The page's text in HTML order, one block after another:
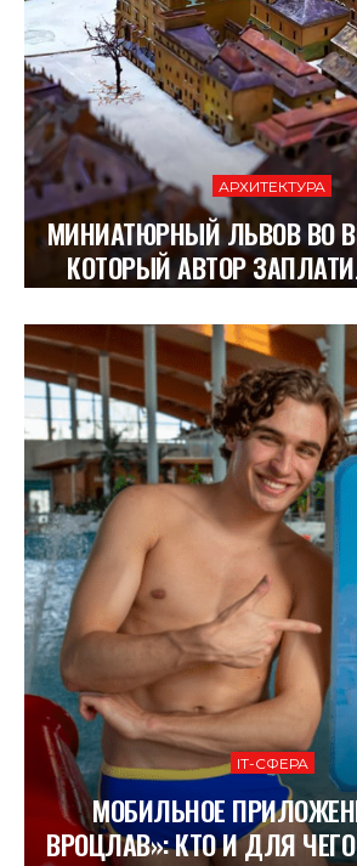
АРХИТЕКТУРА
МИНИАТЮРНЫЙ ЛЬВОВ ВО
КОТОРЫЙ АВТОР
ІТ-СФЕРА
МОБИЛЬНОЕ
ВРОЦЛАВ»: КТО И ДЛЯ